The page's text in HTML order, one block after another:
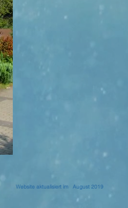
Website aktualisiert im August 2019